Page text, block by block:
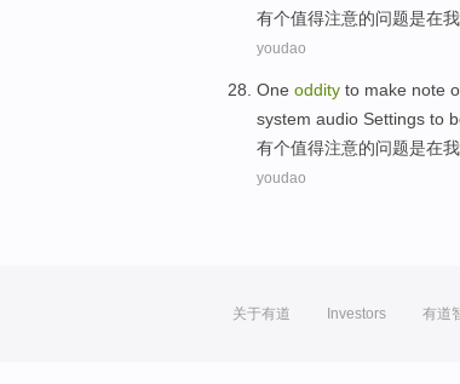
有个值得注意的问题是在
youdao
One oddity to make note
system audio Settings to
有个值得注意的问题是在
youdao
关于有道 Investors 有道